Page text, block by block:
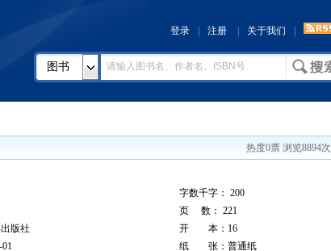
登录 注册 关于我们
图书
热度0票 浏览8894次
版社
01
字数千字： 200
页 数： 221
开 本：16
纸 张：普通纸